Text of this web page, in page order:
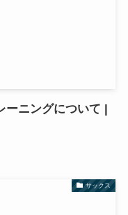
ーニングについて |
サックス